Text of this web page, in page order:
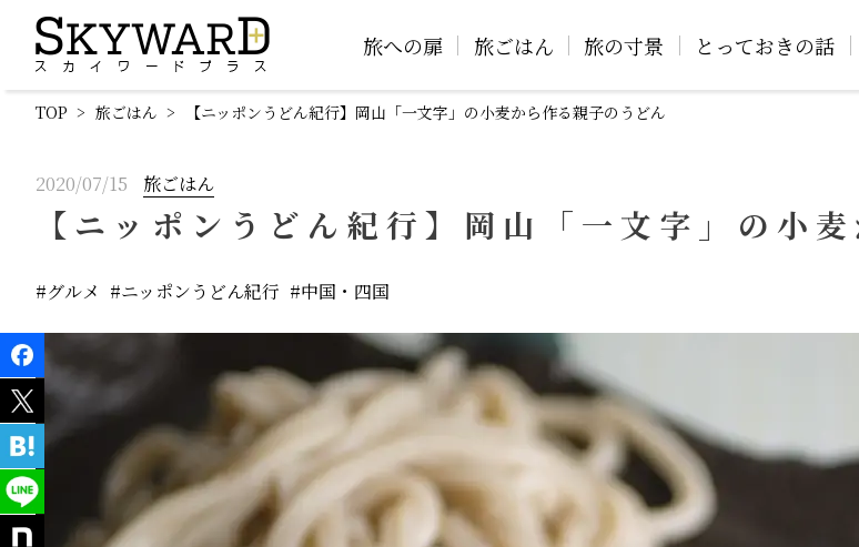
旅への扉 旅ごはん 旅の寸景 とっておきの話
TOP 旅ごはん 【ニッポンうどん紀行】岡山「一文字」の小麦から作る親子のうどん
2020/07/15 旅ごはん
【ニッポンうどん紀行】岡山「一文字」の小
グルメ ニッポンうどん紀行 中国・四国